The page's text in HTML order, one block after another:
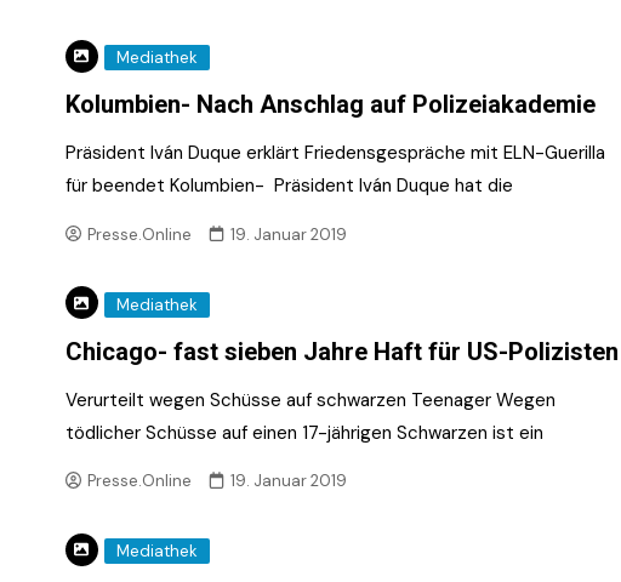
Mediathek
Kolumbien- Nach Anschlag auf Polizeiakademie
Präsident Iván Duque erklärt Friedensgespräche mit ELN-Guerilla
für beendet Kolumbien- Präsident Iván Duque hat die
Presse.Online 19. Januar 2019
Mediathek
Chicago- fast sieben Jahre Haft für US-Polizisten
Verurteilt wegen Schüsse auf schwarzen Teenager Wegen
tödlicher Schüsse auf einen 17-jährigen Schwarzen ist ein
Presse.Online 19. Januar 2019
Mediathek